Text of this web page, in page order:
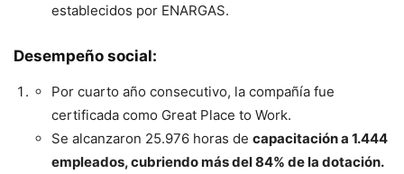
establecidos por ENARGAS.
Desempeño social:
Por cuarto año consecutivo, la compañía fue
certificada como Great Place to Work.
Se alcanzaron 25.976 horas de capacitación a 1.444
empleados, cubriendo más del 84% de la dotación.